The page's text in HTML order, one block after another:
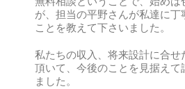
が、担当の平野さんが私達に
ことを教えて下さいました。
私たちの収入、将来設計に合せ
頂いて、今後のことを見据え
ました。